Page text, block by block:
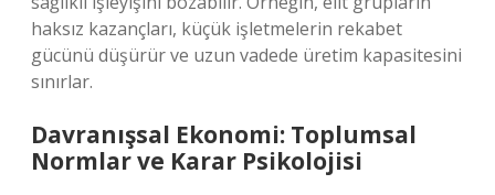
haksız kazançları, küçük işletmelerin rekabet
gücünü düşürür ve uzun vadede üretim kapasitesini
sınırlar.
Davranışsal Ekonomi: Toplumsal
Normlar ve Karar Psikolojisi